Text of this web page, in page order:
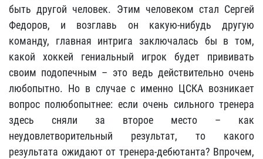
быть другой человек. Этим человеком стал Сергей
Федоров, и возглавь он какую-нибудь другую
команду, главная интрига заключалась бы в том,
какой хоккей гениальный игрок будет прививать
своим подопечным – это ведь действительно очень
любопытно. Но в случае с именно ЦСКА возникает
вопрос полюбопытнее: если очень сильного тренера
здесь сняли за второе место – как
неудовлетворительный результат, то какого
результата ожидают от тренера-дебютанта? Впрочем,